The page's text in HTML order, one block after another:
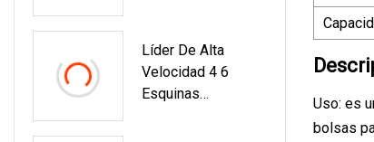
Camisetas,
Chalecos, Compras,
Parches, Flores,
Líder De Alta
Velocidad 4 6
Esquinas
Uso: es
bolsas